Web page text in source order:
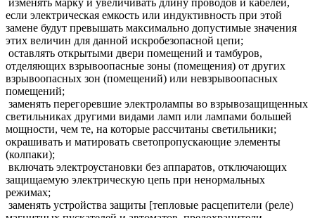
изменять марку и увеличивать длину проводов и кабелей,
если электрическая емкость или индуктивность при этой
замене будут превышать максимально допустимые значения
этих величин для данной искробезопасной цепи;
оставлять открытыми двери помещений и тамбуров,
отделяющих взрывоопасные зоны (помещения) от других
взрывоопасных зон (помещений) или невзрывоопасных
помещений;
заменять перегоревшие электролампы во взрывозащищенных
светильниках другими видами ламп или лампами большей
мощности, чем те, на которые рассчитаны светильники;
окрашивать и матировать светопропускающие элементы
(колпаки);
включать электроустановки без аппаратов, отключающих
защищаемую электрическую цепь при ненормальных
режимах;
заменять устройства защиты [тепловые расцепители (реле)